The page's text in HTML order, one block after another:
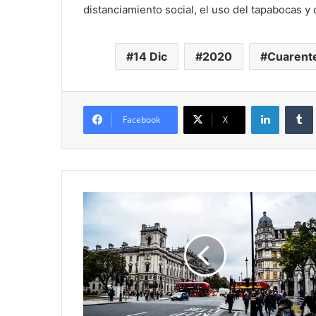
distanciamiento social, el uso del tapabocas
14 Dic 2020
Facebook X
LinkedIn
sancionó
tres
funcionarios
de
Maduro